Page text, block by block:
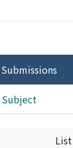
Subject